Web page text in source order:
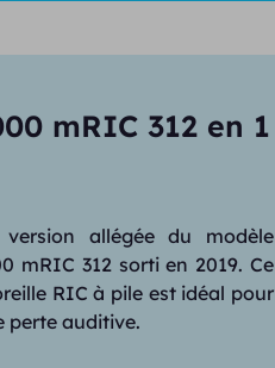
mRIC 312 en 1
allégée du modèle
mRIC 312 sorti en 2019. Ce
RIC à pile est idéal pour
perte auditive.